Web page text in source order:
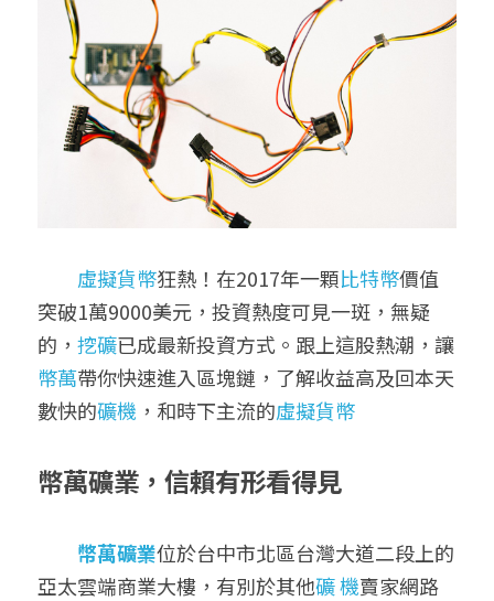
虛擬貨幣狂熱！在2017年一顆比特幣價值
突破1萬9000美元，投資熱度可見一斑，無疑
的， 挖礦已成最新投資方式。跟上這股熱潮，讓
幣萬帶你快速進入區塊鏈，了解收益高及回本天
數快的礦機 ，和時下主流的虛擬貨幣
幣萬礦業，信賴有形看得見
幣萬礦業位於台中市北區台灣大道二段上的
亞太雲端商業大樓，有別於其他礦 機賣家網路